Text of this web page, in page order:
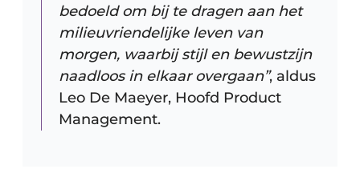
bedoeld om bij te dragen aan het
milieuvriendelijke leven van
morgen, waarbij stijl en bewustzijn
naadloos in elkaar overgaan”, aldus
Leo De Maeyer, Hoofd Product
Management.